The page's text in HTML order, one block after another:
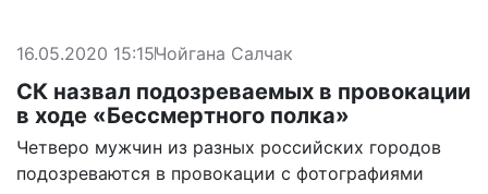
16.05.2020 15:15Чойгана Салчак
СК назвал подозреваемых в провокации
в ходе «Бессмертного полка»
Четверо мужчин из разных российских городов
подозреваются в провокации с фотографиями